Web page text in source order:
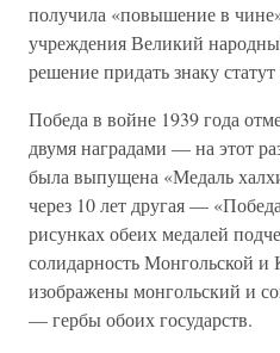
получила «повышение в
учреждения Великий
решение придать знаку
Победа в войне 1939 года
двумя наградами — на этот
была выпущена «Медаль
через 10 лет другая —
рисунках обеих медалей
солидарность Монгольской
изображены монгольский и
— гербы обоих государств.